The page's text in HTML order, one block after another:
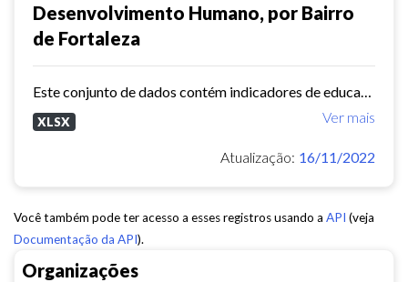
Organizações
Desenvolvimento Humano, por Bairro
de Fortaleza
Ver mais
XLSX
Atualização: 16/11/2022
Você também pode ter acesso a esses registros usando a API (veja
Documentação da API).